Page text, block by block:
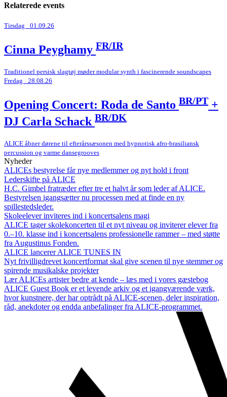
Relaterede events
Tirsdag _01.09.26
Cinna Peyghamy FR/IR
Traditionel persisk slagtøj møder modular synth i fascinerende soundscapes
Fredag _28.08.26
Opening Concert: Roda de Santo BR/PT +
DJ Carla Schack BR/DK
ALICE åbner dørene til efterårssæsonen med hypnotisk afro-brasiliansk
percussion og varme dansegrooves
Nyheder
ALICEs bestyrelse får nye medlemmer og nyt hold i front
Lederskifte på ALICE
H.C. Gimbel fratræder efter tre et halvt år som leder af ALICE.
Bestyrelsen igangsætter nu processen med at finde en ny
spillestedsleder.
Skoleelever inviteres ind i koncertsalens magi
ALICE tager skolekoncerten til et nyt niveau og inviterer elever fra
0.–10. klasse ind i koncertsalens professionelle rammer – med støtte
fra Augustinus Fonden.
ALICE lancerer ALICE TUNES IN
Nyt frivilligdrevet koncertformat skal give scenen til nye stemmer og
spirende musikalske projekter
Lær ALICEs artister bedre at kende – læs med i vores gæstebog
ALICE Guest Book er et levende arkiv og et igangværende værk,
hvor kunstnere, der har optrådt på ALICE-scenen, deler inspiration,
råd, anekdoter og endda anbefalinger fra ALICE-programmet.